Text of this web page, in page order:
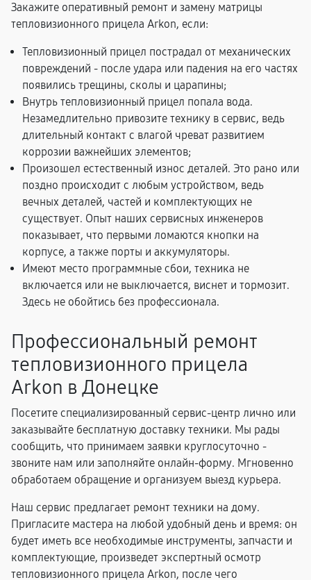
Закажите оперативный ремонт и замену матрицы
тепловизионного прицела Arkon, если:
Тепловизионный прицел пострадал от механических
повреждений - после удара или падения на его частях
появились трещины, сколы и царапины;
Внутрь тепловизионный прицел попала вода.
Незамедлительно привозите технику в сервис, ведь
длительный контакт с влагой чреват развитием
коррозии важнейших элементов;
Произошел естественный износ деталей. Это рано или
поздно происходит с любым устройством, ведь
вечных деталей, частей и комплектующих не
существует. Опыт наших сервисных инженеров
показывает, что первыми ломаются кнопки на
корпусе, а также порты и аккумуляторы.
Имеют место программные сбои, техника не
включается или не выключается, виснет и тормозит.
Здесь не обойтись без профессионала.
Профессиональный ремонт
тепловизионного прицела
Arkon в Донецке
Посетите специализированный сервис-центр лично или
заказывайте бесплатную доставку техники. Мы рады
сообщить, что принимаем заявки круглосуточно -
звоните нам или заполняйте онлайн-форму. Мгновенно
обработаем обращение и организуем выезд курьера.
Наш сервис предлагает ремонт техники на дому.
Пригласите мастера на любой удобный день и время: он
будет иметь все необходимые инструменты, запчасти и
комплектующие, произведет экспертный осмотр
тепловизионного прицела Arkon, после чего